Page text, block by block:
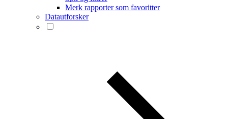
Merk rapporter som favoritter
Datautforsker